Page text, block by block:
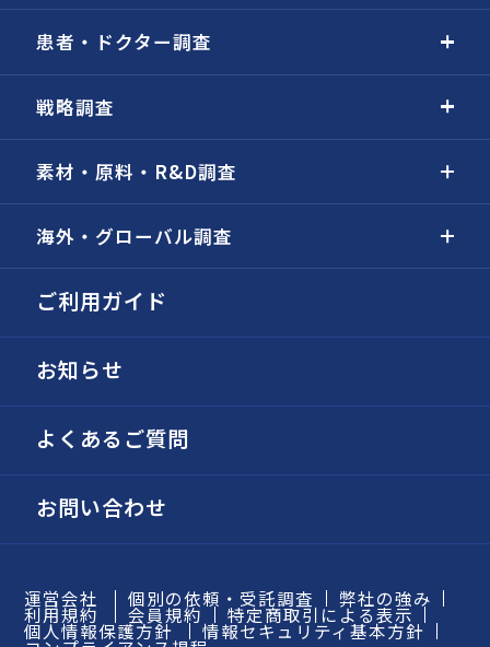
患者・ドクター調査
戦略調査
素材・原料・R&D調査
海外・グローバル調査
ご利用ガイド
お知らせ
よくあるご質問
お問い合わせ
運営会社 個別の依頼・受託調査 弊社の強み
利用規約 会員規約 特定商取引による表示
個人情報保護方針 情報セキュリティ基本方針